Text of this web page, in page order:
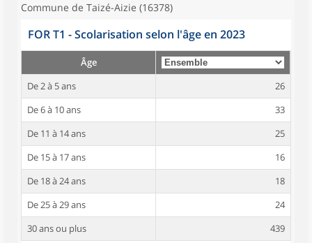
Commune de Taizé-Aizie (16378)
FOR T1 - Scolarisation selon l'âge en 2023
Âge
De 2 à 5 ans
26
De 6 à 10 ans
33
De 11 à 14 ans
25
De 15 à 17 ans
16
De 18 à 24 ans
18
De 25 à 29 ans
24
30 ans ou plus
439